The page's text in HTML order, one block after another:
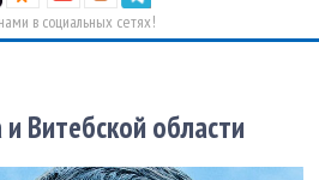
в социальных сетях!
Витебской области